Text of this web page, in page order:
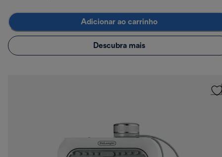
Adicionar ao carrinho
Descubra mais